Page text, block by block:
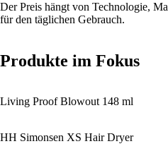
Der Preis hängt von Technologie,
für den täglichen Gebrauch.
Produkte im Fokus
Living Proof Blowout 148 ml
HH Simonsen XS Hair Dryer